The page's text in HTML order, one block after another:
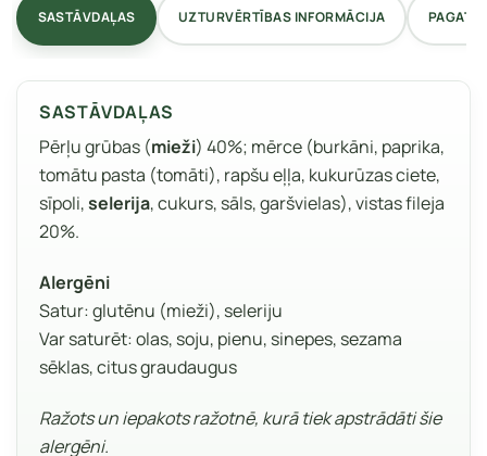
SASTĀVDAĻAS UZTURVĒRTĪBAS INFORMĀCIJA
SASTĀVDAĻAS
Pērļu grūbas (mieži) 40%; mērce (burkāni, paprika,
tomātu pasta (tomāti), rapšu eļļa, kukurūzas ciete,
sīpoli,selerija, cukurs, sāls, garšvielas), vistas fileja
20%.
Alergēni
Satur: glutēnu (mieži), seleriju
Var saturēt: olas, soju, pienu, sinepes, sezama
sēklas, citus graudaugus
Ražots un iepakots ražotnē, kurā tiek apstrādāti šie
alergēni.